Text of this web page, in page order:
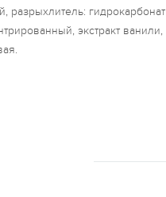
разрыхлитель: гидрокарбонат
экстракт ванили,